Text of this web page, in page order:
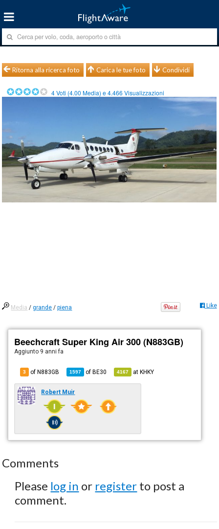
Ritorna alla ricerca foto Carica le tue foto Condividi
4Voti (4.00 Media) e4.466 Visualizzazioni
Media /grande /piena Like
Beechcraft Super King Air 300 (N883GB)
Aggiunto 9 anni fa
3 of N883GB 1597 ofBE30 4167 atKHKY
Robert Muir
Comments
Please log in or register to post a
comment.